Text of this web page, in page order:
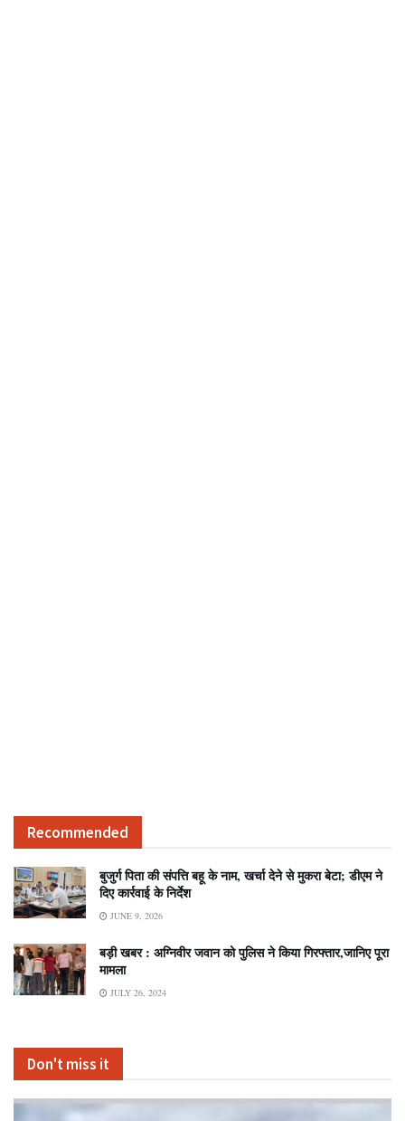
Recommended
बुजुर्ग पिता की संपत्ति बहू के नाम, खर्चा देने से मुकरा बेटा; डीएम ने
दिए कार्रवाई के निर्देश
JUNE 9, 2026
बड़ी खबर : अग्निवीर जवान को पुलिस ने किया गिरफ्तार,जानिए पूरा
मामला
JULY 26, 2024
Don't miss it